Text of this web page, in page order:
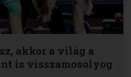
akkor a világ a
is visszamosolyog